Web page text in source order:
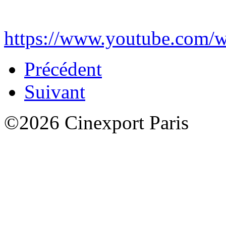
https://
Précédent
Suivant
©2026 Cinexport Paris